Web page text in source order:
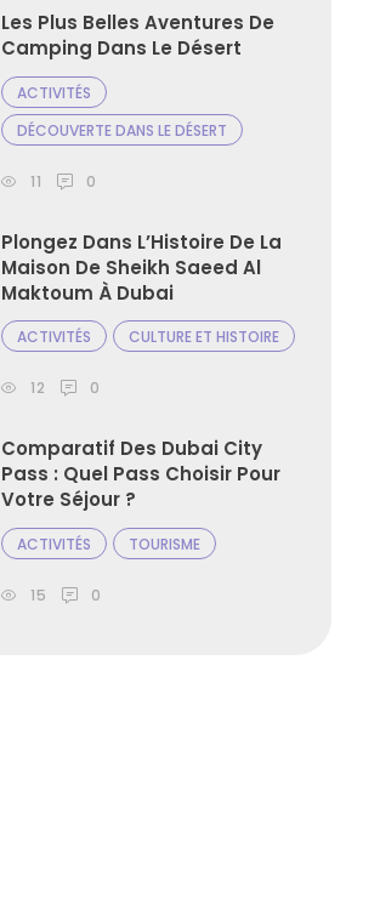
Les Plus Belles Aventures De
Camping Dans Le Désert
ACTIVITÉS
DÉCOUVERTE DANS LE DÉSERT
11 0
Plongez Dans L’Histoire De La
Maison De Sheikh Saeed Al
Maktoum À Dubai
ACTIVITÉS CULTURE ET HISTOIRE
12 0
Comparatif Des Dubai City
Pass : Quel Pass Choisir Pour
Votre Séjour ?
ACTIVITÉS TOURISME
15 0